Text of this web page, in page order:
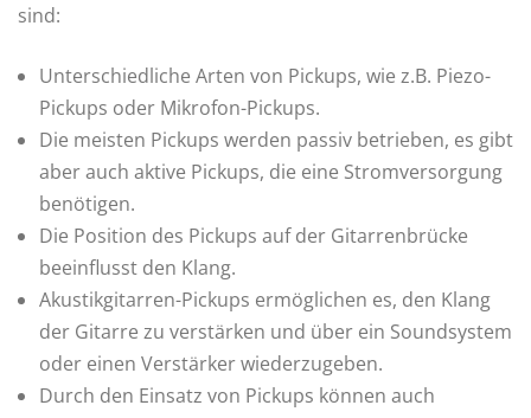
sind:
Unterschiedliche Arten von Pickups, wie z.B. Piezo-
Pickups oder Mikrofon-Pickups.
Die meisten Pickups werden passiv betrieben, es gibt
aber auch aktive Pickups, die eine Stromversorgung
benötigen.
Die Position des Pickups auf der Gitarrenbrücke
beeinflusst den Klang.
Akustikgitarren-Pickups ermöglichen es, den Klang
der Gitarre zu verstärken und über ein Soundsystem
oder einen Verstärker wiederzugeben.
Durch den Einsatz von Pickups können auch